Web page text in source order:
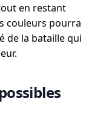
en restant
couleurs pourra
de la bataille qui